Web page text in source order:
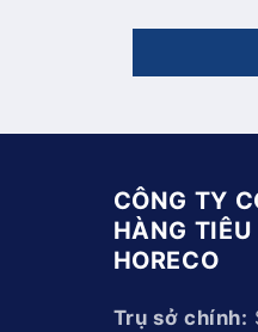
CÔNG TY
HÀNG TIÊU
HORECO
Trụ sở chính: